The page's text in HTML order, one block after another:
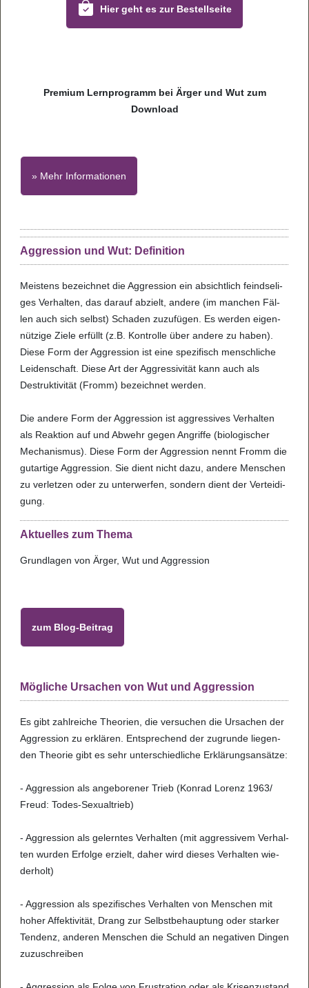
Hier geht es zur Bestellseite
Premium Lernprogramm bei Ärger und Wut zum
Download
» Mehr Informationen
Aggression und Wut: Definition
Meis­tens bezeich­net die Aggres­sion ein absicht­lich feind­se­li­
ges Ver­hal­ten, das dar­auf abzielt, andere (im man­chen Fäl­
len auch sich selbst) Scha­den zuzu­fü­gen. Es wer­den eigen­
nüt­zige Ziele erfüllt (z.B. Kon­trolle über andere zu haben).
Diese Form der Aggres­sion ist eine spe­zi­fisch mensch­li­che
Lei­den­schaft. Diese Art der Aggres­si­vi­tät kann auch als
Destruk­ti­vi­tät (Fromm) bezeich­net wer­den.
Die andere Form der Aggres­sion ist aggres­si­ves Ver­hal­ten
als Reak­tion auf und Abwehr gegen Angriffe (bio­lo­gi­scher
Mecha­nis­mus). Diese Form der Aggres­sion nennt Fromm die
gut­ar­tige Aggres­sion. Sie dient nicht dazu, andere Men­schen
zu ver­let­zen oder zu unter­wer­fen, son­dern dient der Ver­tei­di­
gung.
Aktu­el­les zum Thema
Grund­la­gen von Ärger, Wut und Aggres­sion
zum Blog-Bei­trag
Mögliche Ursachen von Wut und Aggression
Es gibt zahl­rei­che The­o­rien, die ver­su­chen die Ursa­chen der
Aggres­sion zu erklä­ren. Ent­spre­chend der zugrunde lie­gen­
den The­o­rie gibt es sehr unter­schied­li­che Erklä­rungs­an­sätze:
- Aggres­sion als ange­bo­re­ner Trieb (Kon­rad Lorenz 1963/
Freud: Todes-Sexu­al­trieb)
- Aggres­sion als gelern­tes Ver­hal­ten (mit aggres­si­vem Ver­hal­
ten wur­den Erfolge erzielt, daher wird die­ses Ver­hal­ten wie­
der­holt)
- Aggres­sion als spe­zi­fi­sches Ver­hal­ten von Men­schen mit
hoher Affek­ti­vi­tät, Drang zur Selbst­be­haup­tung oder star­ker
Ten­denz, ande­ren Men­schen die Schuld an nega­ti­ven Din­gen
zuzu­schrei­ben